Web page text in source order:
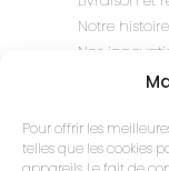
Pour offrir les
telles que les cookies
Notre histoire
Nos